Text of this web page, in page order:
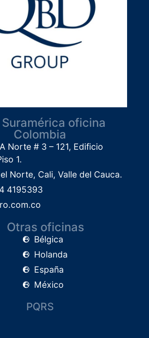
Suramérica oficina
Colombia
Norte # 3 – 121, Edificio
1.​
Norte, Cali, Valle del Cauca.
4195393
Otras oficinas
Bélgica
Holanda
España
México
PQRS